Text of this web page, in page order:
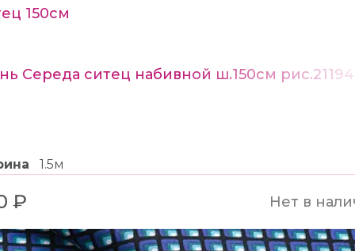
150см
Середа ситец набивной ш.150см
1.5м
₽ Нет в